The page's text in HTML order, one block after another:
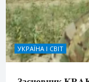
УКРАЇНА І СВІТ